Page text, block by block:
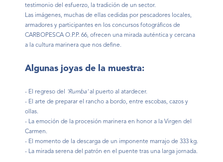
testimonio del esfuerzo, la tradición de un sector.
Las imágenes, muchas de ellas cedidas por pescadores locales,
armadores y participantes en los concursos fotográficos de
CARBOPESCA O.P.P. 66, ofrecen una mirada auténtica y cercana
a la cultura marinera que nos define.
Algunas joyas de la muestra:
- El regreso del 'Rumba'al puerto al atardecer.
- El arte de preparar el rancho a bordo, entre escobas, cazos y
ollas.
- La emoción de la procesión marinera en honor a la Virgen del
Carmen.
- El momento de la descarga de un imponente marrajo de 333 kg.
- La mirada serena del patrón en el puente tras una larga jornada.